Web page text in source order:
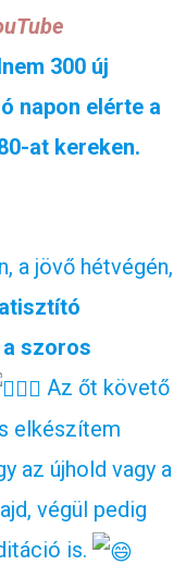
300 új
napon elérte a
at kereken.
a jövő hétvégén,
szoros
Az őt követő
elkészítem
az újhold vagy a
végül pedig
is.